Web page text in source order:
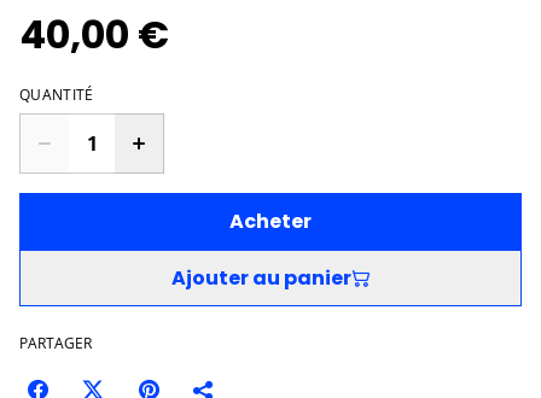
40,00 €
QUANTITÉ
Acheter
Ajouter au panier
PARTAGER